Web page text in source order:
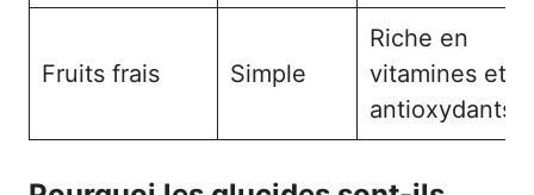
Fruits frais Simple
Riche en
vitamines et
antioxydants